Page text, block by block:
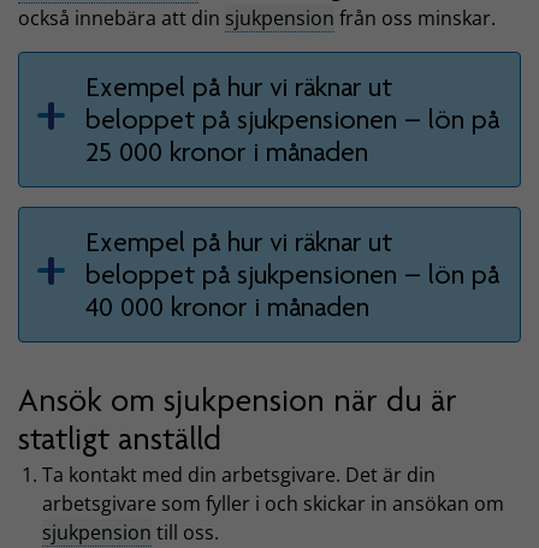
också innebära att din sjukpension från oss minskar.
Exempel på hur vi räknar ut
beloppet på sjukpensionen – lön på
25 000 kronor i månaden
Exempel på hur vi räknar ut
beloppet på sjukpensionen – lön på
40 000 kronor i månaden
Ansök om sjukpension när du är
statligt anställd
Ta kontakt med din arbetsgivare. Det är din
arbetsgivare som fyller i och skickar in ansökan om
sjukpension till oss.